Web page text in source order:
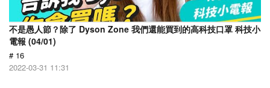
不是愚人節？除了 Dyson Zone 我們還能買到的高科技口罩 科技小
電報 (04/01)
# 16
2022-03-31 11:31